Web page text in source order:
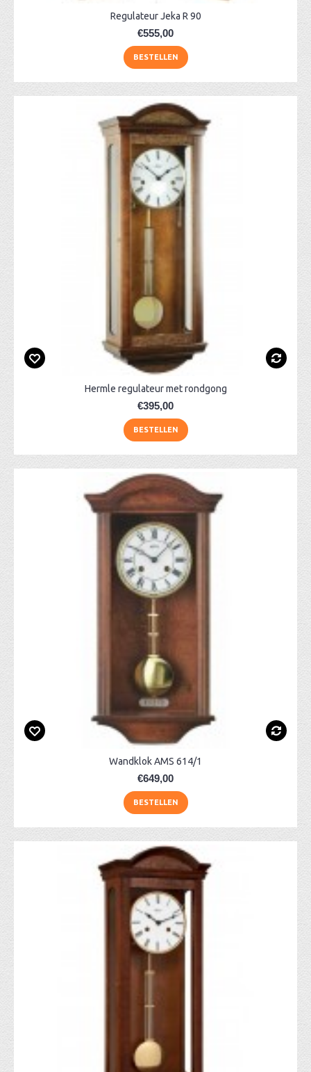
Regulateur Jeka R 90
€555,00
BESTELLEN
Hermle regulateur met rondgong
€395,00
BESTELLEN
Wandklok AMS 614/1
€649,00
BESTELLEN